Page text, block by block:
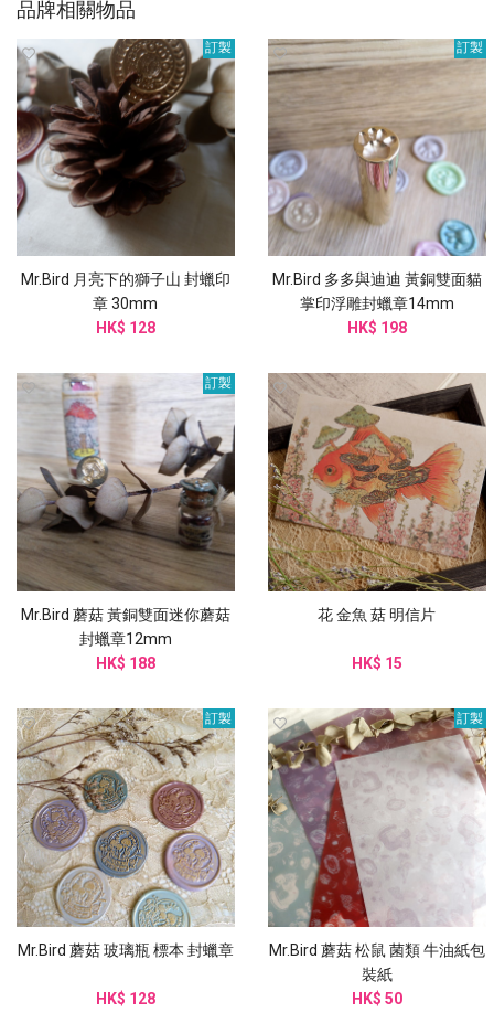
品牌相關物品
訂製
Mr.Bird 月亮下的獅子山 封蠟印
章 30mm
HK$ 128
訂製
Mr.Bird 多多與迪迪 黃銅雙面貓
掌印浮雕封蠟章14mm
HK$ 198
訂製
Mr.Bird 蘑菇 黃銅雙面迷你蘑菇
封蠟章12mm
HK$ 188
花 金魚 菇 明信片
HK$ 15
訂製
Mr.Bird 蘑菇 玻璃瓶 標本 封蠟章
HK$ 128
訂製
Mr.Bird 蘑菇 松鼠 菌類 牛油紙包
裝紙
HK$ 50